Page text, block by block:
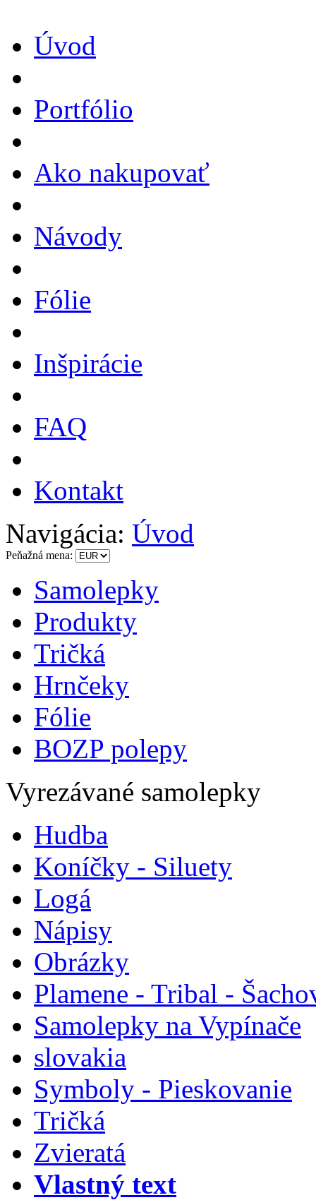
Úvod
Portfólio
Ako nakupovať
Návody
Fólie
Inšpirácie
FAQ
Kontakt
Navigácia: Úvod
Peňažná mena:
Samolepky
Produkty
Tričká
Hrnčeky
Fólie
BOZP polepy
Vyrezávané samolepky
Hudba
Koníčky - Siluety
Logá
Nápisy
Obrázky
Plamene - Tribal -
Samolepky na Vypínače
slovakia
Symboly - Pieskovanie
Tričká
Zvieratá
Vlastný text